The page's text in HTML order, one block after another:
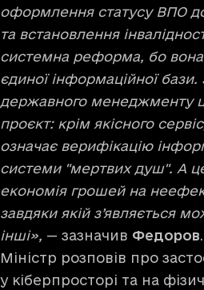
оформлення статусу ВПО
та встановлення
системна реформа, бо
єдиної інформаційної бази.
державного менеджменту
проєкт: крім якісного
означає верифікацію
системи "мертвих душ". А
економія грошей на
завдяки якій з’являється
інші», — зазначив Федоров.
Міністр розповів про
у кіберпросторі та на